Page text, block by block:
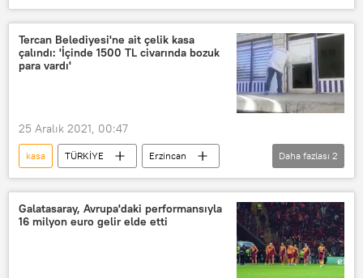
Soygun
çelik
Tercan Belediyesi'ne ait çelik kasa
çalındı: 'İçinde 1500 TL civarında bozuk
para vardı'
25 Aralık 2021, 00:47
kasa TÜRKİYE
Erzincan
çelik
Tercan
Daha fazlası 2
Galatasaray, Avrupa'daki performansıyla
16 milyon euro gelir elde etti